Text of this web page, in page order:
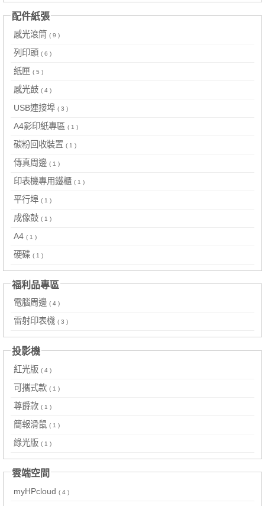
配件紙張
感光滾筒 ( 9 )
列印頭 ( 6 )
紙匣 ( 5 )
感光鼓 ( 4 )
USB連接埠 ( 3 )
A4影印紙專區 ( 1 )
碳粉回收裝置 ( 1 )
傳真周邊 ( 1 )
印表機專用鐵櫃 ( 1 )
平行埠 ( 1 )
成像鼓 ( 1 )
A4 ( 1 )
硬碟 ( 1 )
福利品專區
電腦周邊 ( 4 )
雷射印表機 ( 3 )
投影機
紅光版 ( 4 )
可攜式款 ( 1 )
尊爵款 ( 1 )
簡報滑鼠 ( 1 )
綠光版 ( 1 )
雲端空間
myHPcloud ( 4 )